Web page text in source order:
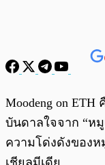
Moodeng on
บันดาลใจจาก “ห
ความโด่งดังของห